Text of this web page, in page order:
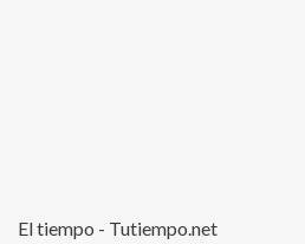
El tiempo - Tutiempo.net